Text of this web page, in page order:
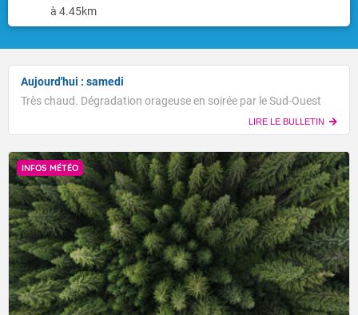
à 4.45km
Aujourd'hui : samedi
Très chaud. Dégradation orageuse en soirée par le Sud-Ouest
LIRE LE BULLETIN
INFOS MÉTÉO